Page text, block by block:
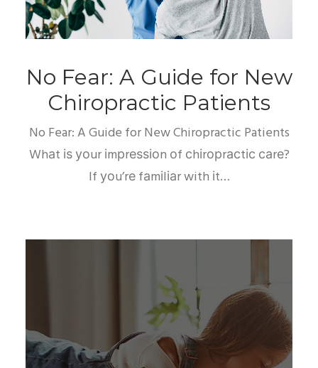
No Fear: A Guide for New
Chiropractic Patients
No Fear: A Guide for New Chiropractic Patients
Whаt іѕ уоur іmрrеѕѕіоn оf сhіrорrасtіс саrе?
If уоu’rе fаmіlіаr with іt…